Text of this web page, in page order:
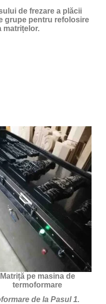
de frezare a plăcii
grupe pentru refolosire
matrițelor.
Matriță pe masina de
termoformare
de la Pasul 1.